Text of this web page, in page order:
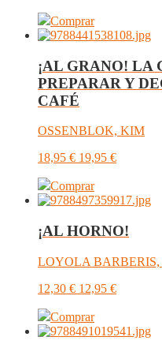
Comprar
¡AL GRANO! LA
PREPARAR Y
CAFÉ
OSSENBLOK, KIM
18,95 € 19,95 €
Comprar
¡AL HORNO!
LOYOLA BARBERIS,
12,30 € 12,95 €
Comprar